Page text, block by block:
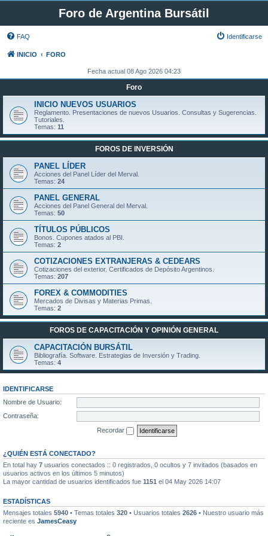
Foro de Argentina Bursátil
FAQ Identificarse
INICIO FORO
Fecha actual 08 Ago 2026 04:23
Foro
INICIO NUEVOS USUARIOS
Reglamento. Presentaciones de nuevos Usuarios. Consultas y Sugerencias.
Tutoriales.
Temas: 11
FOROS DE INVERSIÓN
PANEL LÍDER
Acciones del Panel Líder del Merval.
Temas: 24
PANEL GENERAL
Acciones del Panel General del Merval.
Temas: 50
TÍTULOS PÚBLICOS
Bonos. Cupones atados al PBI.
Temas: 2
COTIZACIONES EXTRANJERAS & CEDEARS
Cotizaciones del exterior. Certificados de Depósito Argentinos.
Temas: 207
FOREX & COMMODITIES
Mercados de Divisas y Materias Primas.
Temas: 2
FOROS DE CAPACITACIÓN Y OPINIÓN GENERAL
CAPACITACIÓN BURSÁTIL
Bibliografía. Software. Estrategias de Inversión y Trading.
Temas: 4
IDENTIFICARSE
Nombre de Usuario:
Contraseña:
Recordar
¿QUIÉN ESTÁ CONECTADO?
En total hay 7 usuarios conectados :: 0 registrados, 0 ocultos y 7 invitados (basados en
usuarios activos en los últimos 5 minutos)
La mayor cantidad de usuarios identificados fue 1151 el 04 May 2026 14:07
ESTADÍSTICAS
Mensajes totales 5940 • Temas totales 320 • Usuarios totales 2626 • Nuestro usuario más
reciente es JamesCeasy